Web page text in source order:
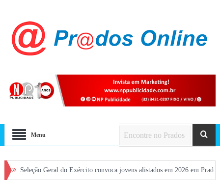
Menu
Geral do Exército convoca jovens alistados em 2026 em Prados Dia